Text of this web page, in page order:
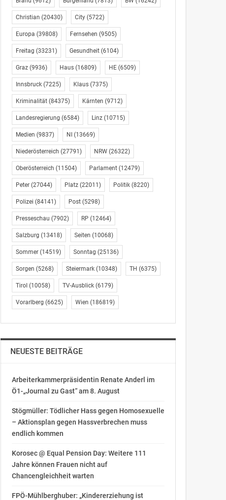
Christian (20430) City(5722)
Europa (39808) Fernsehen (9505)
Freitag (33231) Gesundheit(6104)
Graz(9936) Haus(16809) HE(6509)
Innsbruck(7225) Klaus(7375)
Kriminalität(84375) Kärnten (9712)
Landesregierung (6584) Linz(10715)
Medien (9837) NI (13669)
Niederösterreich (27791) NRW(26322)
Oberösterreich (11504) Parlament(12479)
Peter(27044) Platz(22011) Politik(8220)
Polizei (84141) Post(5298)
Presseschau (7902) RP (12464)
Salzburg (13418) Seiten (10068)
Sommer(14519) Sonntag (25136)
Sorgen (5268) Steiermark(10348) TH (6375)
Tirol (10058) TV-Ausblick(6179)
Vorarlberg (6625) Wien (186819)
NEUESTE BEITRÄGE
Arbeiterkammerpräsidentin Renate Anderl im
Ö1-„Journal zu Gast“ am 8. August
Stögmüller: Tödlicher Hass gegen Homosexuelle
– Aktionsplan gegen Hassverbrechen muss
endlich kommen
Korosec @ Equal Pension Day: Weitere 111
Jahre können Frauen nicht auf
Chancengleichheit warten
FPÖ-Mühlberghuber: „Kindererziehung ist